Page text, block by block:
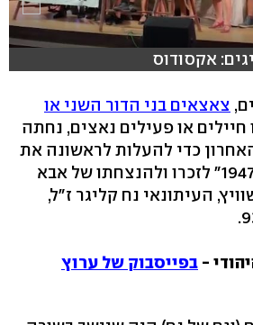
אקסודוס
צאצאים בני הדור השני או
או פעילים נאצים, נחתה
כדי להעלות לראשונה את
המחזמר "אקסודוס 1947" לזכרו ולהנצחתו של אבא
העיתונאי נח קליגר ז"ל,
- בפייסבוק של ערוץ